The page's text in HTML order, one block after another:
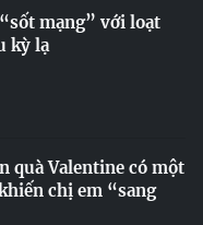
mạng” với loạt
kỳ lạ
quà Valentine có một
chị em “sang